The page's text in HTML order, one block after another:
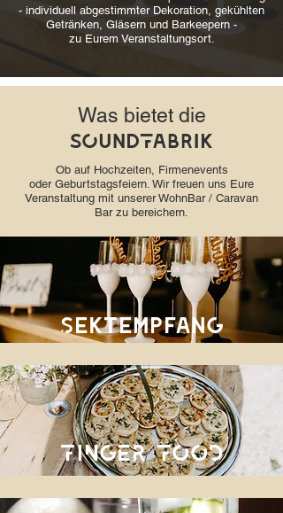
- individuell abgestimmter Dekoration, gekühlten
Getränken, Gläsern und Barkeepern -
zu Eurem Veranstaltungsort.
Was bietet die
sOundFabrik
Ob auf Hochzeiten, Firmenevents
oder Geburtstagsfeiern. Wir freuen uns Eure
Veranstaltung mit unserer WohnBar / Caravan
Bar zu bereichern.
Sektempfang
FINGER FOOD